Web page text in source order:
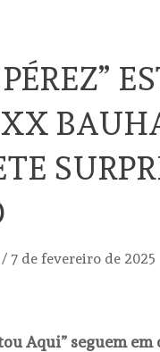
/ 7 de fevereiro de 2025
Aqui” seguem